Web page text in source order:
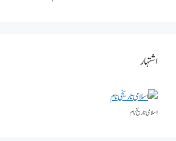
اشتہار
اسلامی تاریخٰ نام